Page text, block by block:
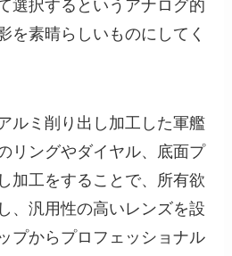
選択するというアナログ的
を素晴らしいものにしてく
ルミ削り出し加工した軍艦
リングやダイヤル、底面プ
加工をすることで、所有欲
、汎用性の高いレンズを設
プからプロフェッショナル